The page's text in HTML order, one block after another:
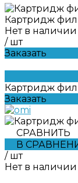
Картридж
Нет в наличии
/ шт
Заказать
Картридж
Заказать
СРАВНИТЬ
В
/ шт
Нет в наличии